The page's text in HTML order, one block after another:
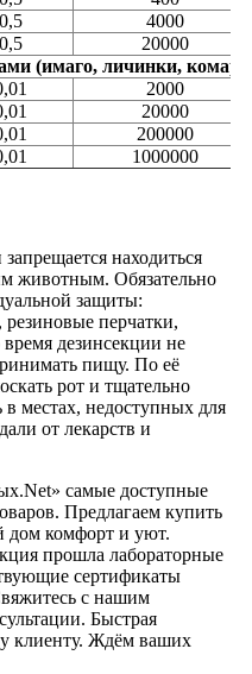
0,5
4000
0,5
20000
(имаго, личинки,
2000
20000
200000
1000000
находиться
животным. Обязательно
защиты:
перчатки,
дезинсекции не
пищу. По её
рот и тщательно
местах, недоступных для
от лекарств и
самые доступные
Предлагаем купить
дом комфорт и уют.
прошла лабораторные
сертификаты
с нашим
Быстрая
клиенту. Ждём ваших